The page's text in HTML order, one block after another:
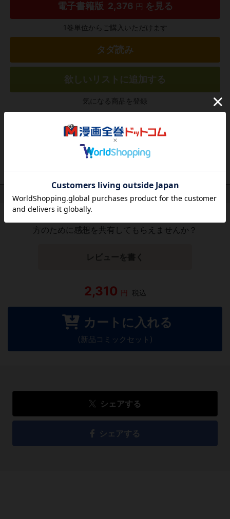
電子書籍版 2,376 円 を見る
1巻単位からご購入いただけます
タダ読み
欲しいリストに追加する
気になる商品を登録
作品レビュー （関連商品を含む）
この作品にはまだレビューがありません。 今後読まれる
方のために感想を共有してもらえませんか？
レビューを書く
2,310 円 税込
カートに入れる
(新品コミックセット)
シェアする
シェアする